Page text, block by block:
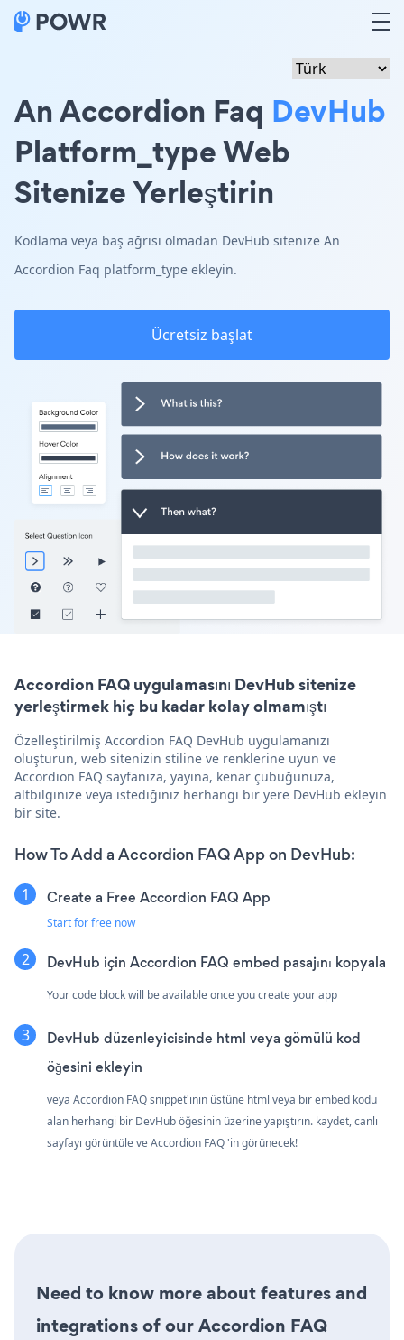
An Accordion Faq DevHub
Platform_type Web
Sitenize Yerleştirin
Kodlama veya baş ağrısı olmadan DevHub sitenize An
Accordion Faq platform_type ekleyin.
Ücretsiz başlat
Accordion FAQ uygulamasını DevHub sitenize
yerleştirmek hiç bu kadar kolay olmamıştı
Özelleştirilmiş Accordion FAQ DevHub uygulamanızı
oluşturun, web sitenizin stiline ve renklerine uyun ve
Accordion FAQ sayfanıza, yayına, kenar çubuğunuza,
altbilginize veya istediğiniz herhangi bir yere DevHub ekleyin
bir site.
How To Add a Accordion FAQ App on DevHub:
Create a Free Accordion FAQ App
Start for free now
DevHub için Accordion FAQ embed pasajını kopyala
Your code block will be available once you create your app
DevHub düzenleyicisinde html veya gömülü kod
öğesini ekleyin
veya Accordion FAQ snippet'inin üstüne html veya bir embed kodu
alan herhangi bir DevHub öğesinin üzerine yapıştırın. kaydet, canlı
sayfayı görüntüle ve Accordion FAQ 'in görünecek!
Need to know more about features and
integrations of our Accordion FAQ